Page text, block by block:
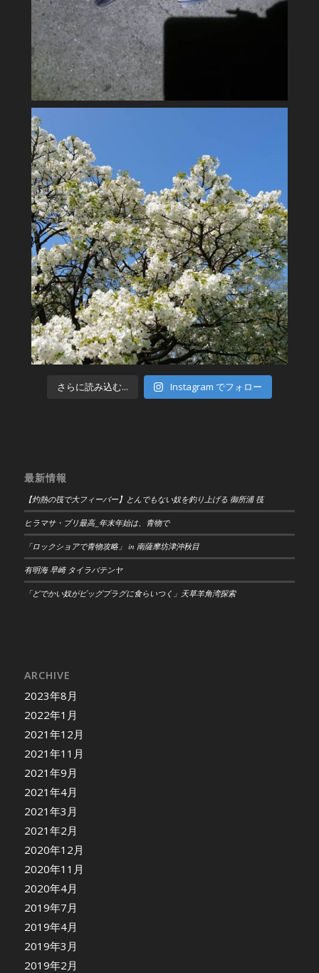
さらに読み込む... Instagram でフォロー
最新情報
【灼熱の筏で大フィーバー】とんでもない奴を釣り上げる 御所浦 筏
ヒラマサ・ブリ最高_年末年始は、青物で
「ロックショアで青物攻略」 in 南薩摩坊津沖秋目
有明海 早崎 タイラバテンヤ
「どでかい奴がビッグプラグに食らいつく」天草羊角湾探索
ARCHIVE
2023年8月
2022年1月
2021年12月
2021年11月
2021年9月
2021年4月
2021年3月
2021年2月
2020年12月
2020年11月
2020年4月
2019年7月
2019年4月
2019年3月
2019年2月